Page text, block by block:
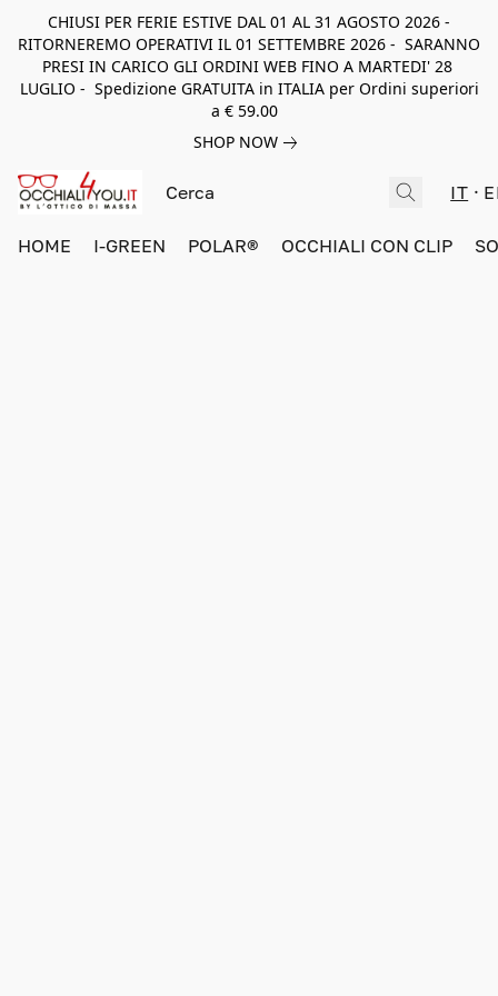
CHIUSI PER FERIE ESTIVE DAL 01 AL 31 AGOSTO 2026 -
RITORNEREMO OPERATIVI IL 01 SETTEMBRE 2026 - SARANNO
PRESI IN CARICO GLI ORDINI WEB FINO A MARTEDI' 28
LUGLIO - Spedizione GRATUITA in ITALIA per Ordini superiori
a € 59.00
SHOP NOW
IT
HOME I-GREEN POLAR® OCCHIALI CON CLIP